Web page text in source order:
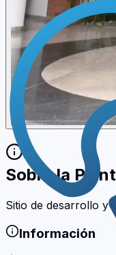
Sobre la
Sitio de desarrollo y
Información